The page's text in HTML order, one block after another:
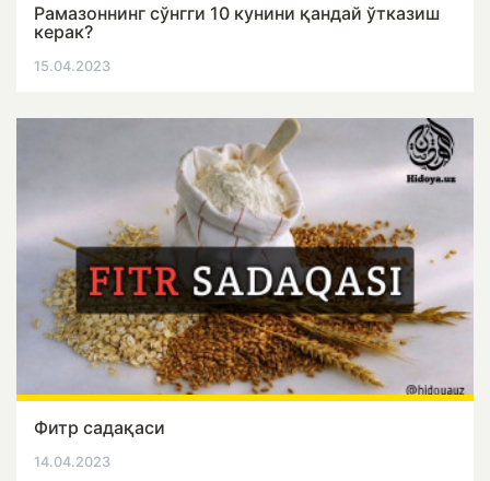
Рамазоннинг сўнгги 10 кунини қандай ўтказиш
керак?
15.04.2023
Фитр садақаси
14.04.2023